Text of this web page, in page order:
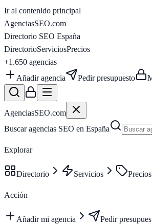
Ir al contenido principal
AgenciasSEO.com
Directorio SEO España
DirectorioServiciosPrecios
+1.650 agencias
Añadir agencia
Pedir presupuesto
AgenciasSEO.com
Buscar agencias SEO en España
Explorar
Directorio Servicios Precios
Acción
Añadir mi agencia
Pedir